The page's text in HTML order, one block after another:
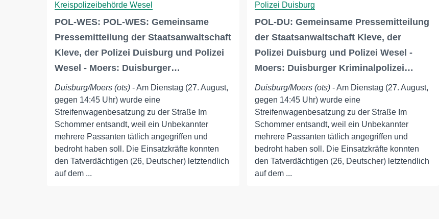
Kreispolizeibehörde Wesel
POL-WES: POL-WES: Gemeinsame
Pressemitteilung der Staatsanwaltschaft
Kleve, der Polizei Duisburg und Polizei
Wesel - Moers: Duisburger…
Duisburg/Moers (ots) - Am Dienstag (27. August,
gegen 14:45 Uhr) wurde eine
Streifenwagenbesatzung zu der Straße Im
Schommer entsandt, weil ein Unbekannter
mehrere Passanten tätlich angegriffen und
bedroht haben soll. Die Einsatzkräfte konnten
den Tatverdächtigen (26, Deutscher) letztendlich
auf dem ...
Polizei Duisburg
POL-DU: Gemeinsame Pressemitteilung
der Staatsanwaltschaft Kleve, der
Polizei Duisburg und Polizei Wesel -
Moers: Duisburger Kriminalpolizei…
Duisburg/Moers (ots)- Am Dienstag (27. August,
gegen 14:45 Uhr) wurde eine
Streifenwagenbesatzung zu der Straße Im
Schommer entsandt, weil ein Unbekannter
mehrere Passanten tätlich angegriffen und
bedroht haben soll. Die Einsatzkräfte konnten
den Tatverdächtigen (26, Deutscher) letztendlich
auf dem ...